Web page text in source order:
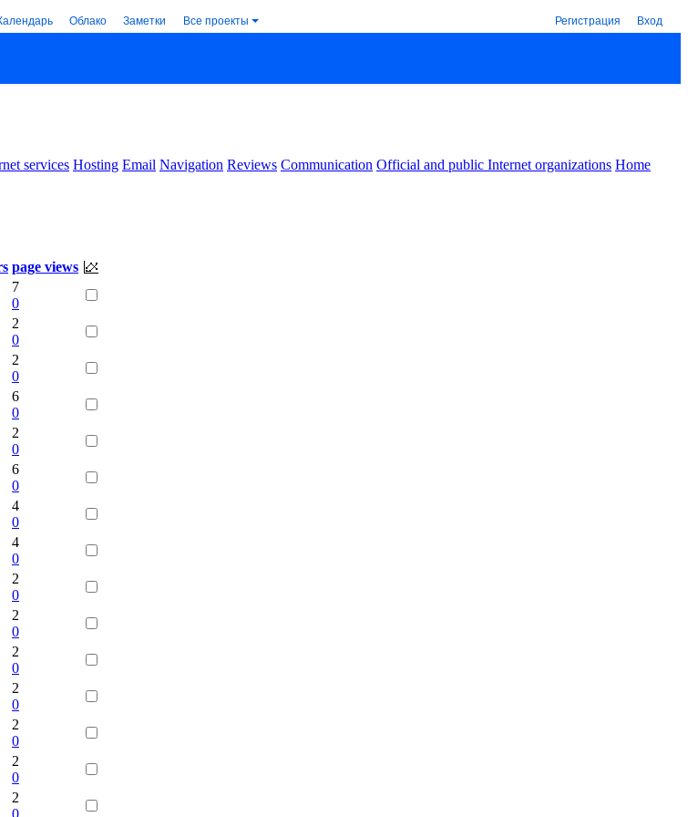
Облако Заметки Все проекты Регистрация Вход
services Hosting Email Navigation Reviews Communication Official and public Internet organizations Home
page views
7
0
2
0
2
0
6
0
2
0
6
0
4
0
4
0
2
0
2
0
2
0
2
0
2
0
2
0
2
0